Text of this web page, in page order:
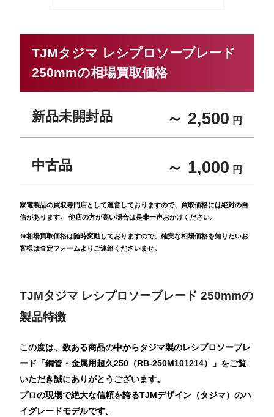
TJMタジマ レシプロソーブレード
250mmの相場買取価格
新品未開封品 ～ 2,500 円
中古品 ～ 1,000 円
家電製品の買取専門店として運営しておりますので、買取価格には絶対の自
信があります。 他店の方が高い場合は是非一声おかけください。
※相場買取価格は随時変動しておりますので、確実な相場価格を知りたいお
客様は査定フォームよりご連絡くださいませ。
TJMタジマ レシプロソーブレード 250mmの
製品特徴
この度は、数ある商品の中からタジマ製のレシプロソーブレ
ード「鋼管・金属用超久250（RB-250M101214）」をご覧
いただき誠にありがとうございます。
プロの現場で絶大な信頼を誇るTJMデザイン（タジマ）のハ
イグレードモデルです。